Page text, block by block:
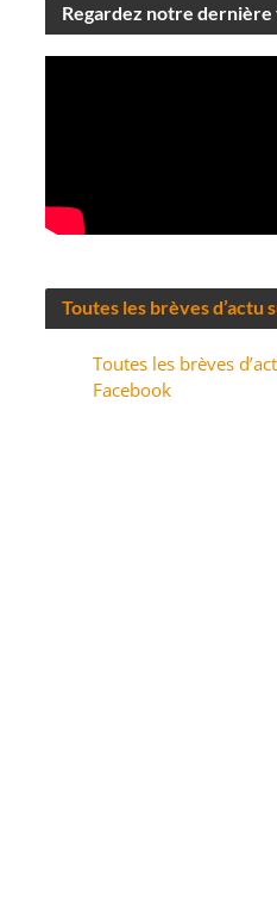
Regardez notre dernière
Toutes les brèves d’actu
Toutes les brèves
Facebook